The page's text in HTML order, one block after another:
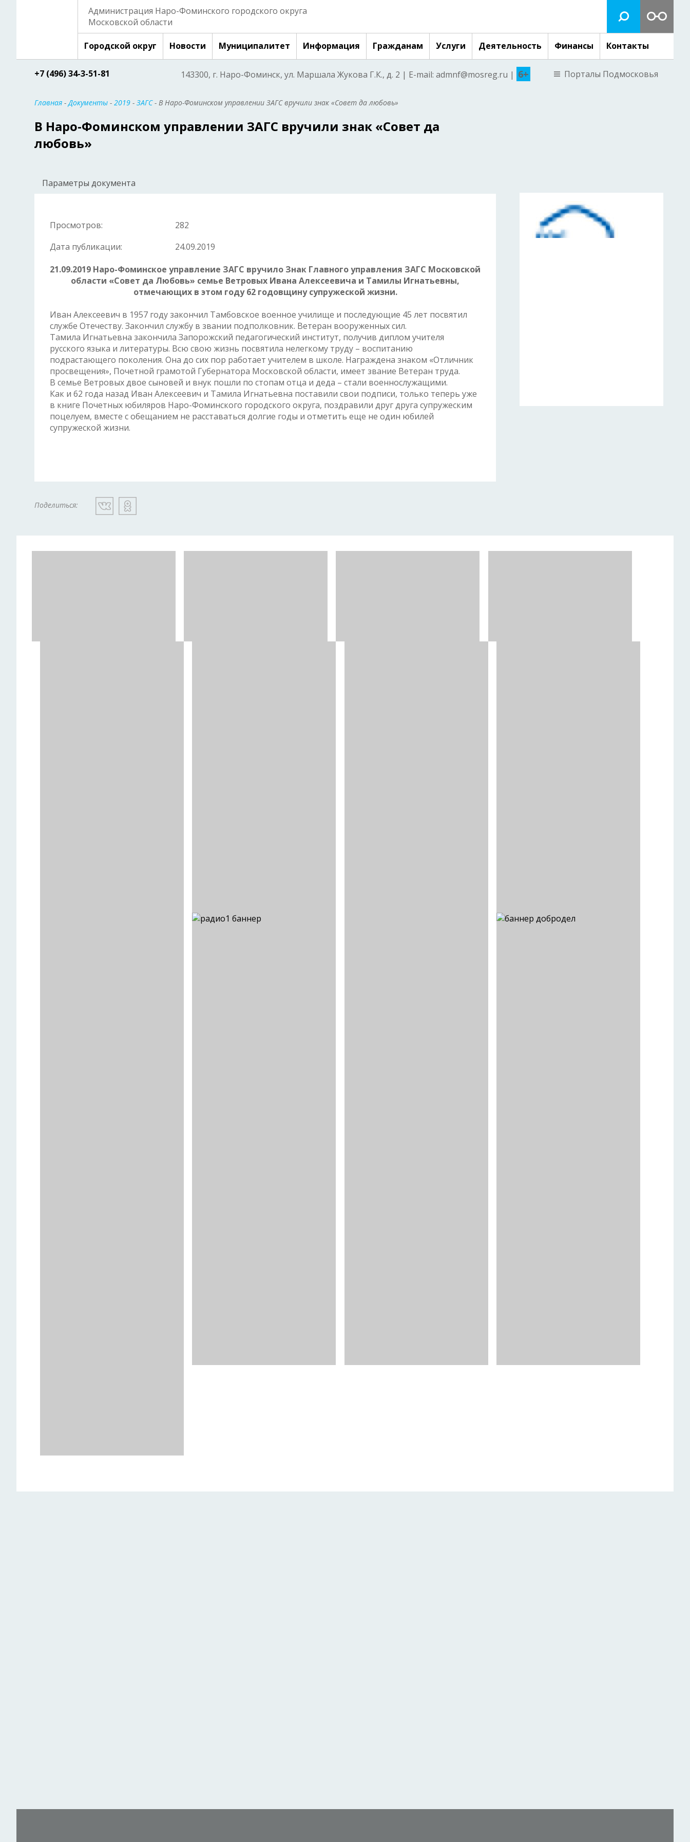
Администрация Наро-Фоминского городского округа
Московской области
Городской округ Новости Муниципалитет Информация Гражданам Услуги Деятельность Финансы Контакты
+7 (496) 34-3-51-81 143300, г. Наро-Фоминск, ул. Маршала Жукова Г.К., д. 2 | E-mail: admnf@mosreg.ru | 6+ Порталы Подмосковья
Главная -Документы - 2019 - ЗАГС- В Наро-Фоминском управлении ЗАГС вручили знак «Совет да любовь»
В Наро-Фоминском управлении ЗАГС вручили знак «Совет да
любовь»
Параметры документа
Просмотров:
282
Дата публикации:
24.09.2019
21.09.2019 Наро-Фоминское управление ЗАГС вручило Знак Главного управления ЗАГС Московской
области «Совет да Любовь» семье Ветровых Ивана Алексеевича и Тамилы Игнатьевны,
отмечающих в этом году 62 годовщину супружеской жизни.
Иван Алексеевич в 1957 году закончил Тамбовское военное училище и последующие 45 лет посвятил
службе Отечеству. Закончил службу в звании подполковник. Ветеран вооруженных сил.
Тамила Игнатьевна закончила Запорожский педагогический институт, получив диплом учителя
русского языка и литературы. Всю свою жизнь посвятила нелегкому труду – воспитанию
подрастающего поколения. Она до сих пор работает учителем в школе. Награждена знаком «Отличник
просвещения», Почетной грамотой Губернатора Московской области, имеет звание Ветеран труда.
В семье Ветровых двое сыновей и внук пошли по стопам отца и деда – стали военнослужащими.
Как и 62 года назад Иван Алексеевич и Тамила Игнатьевна поставили свои подписи, только теперь уже
в книге Почетных юбиляров Наро-Фоминского городского округа, поздравили друг друга супружеским
поцелуем, вместе с обещанием не расставаться долгие годы и отметить еще не один юбилей
супружеской жизни.
Поделиться: